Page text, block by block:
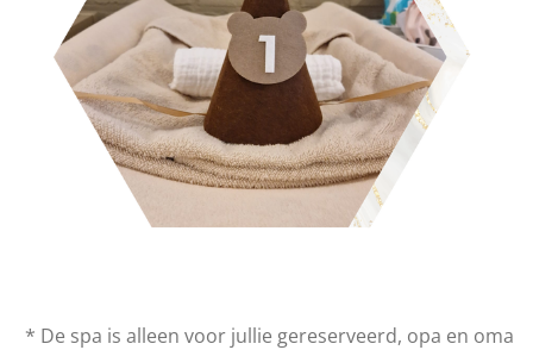
* De spa is alleen voor jullie gereserveerd, opa en oma